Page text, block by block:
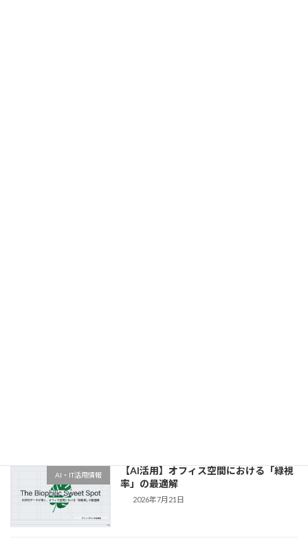
AI・IT活用情報
【AI活用】オフィス空間における「緑視
率」の最適解
2026年7月21日